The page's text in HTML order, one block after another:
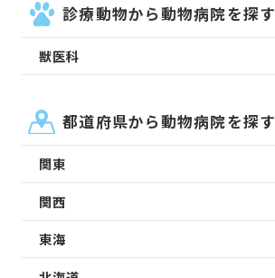
診療動物から動物病院を探す
獣医科
都道府県から動物病院を探す
関東
関西
東海